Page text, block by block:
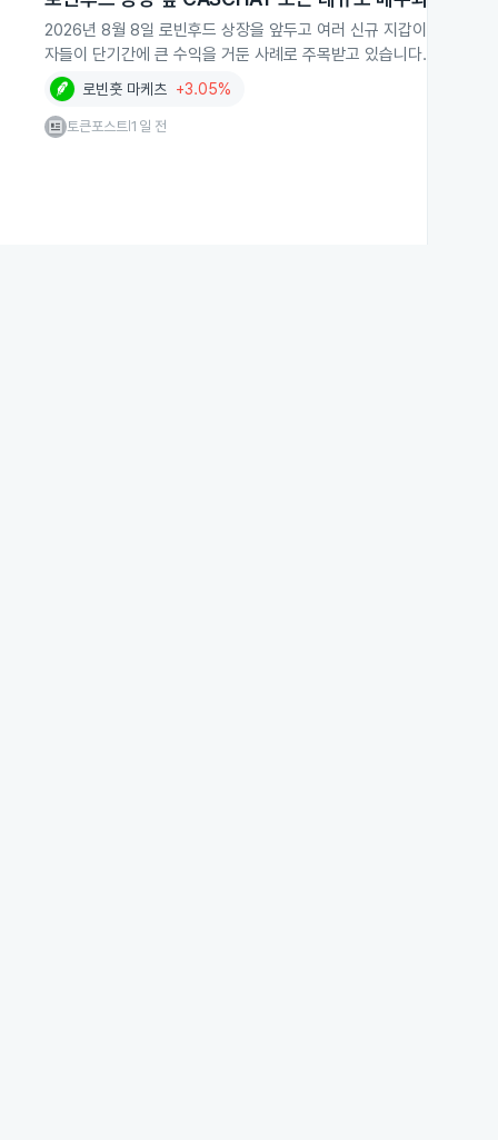
2026년 8월 8일 로빈후드 상장을 앞두고 여러 신규 지갑이
자들이 단기간에 큰 수익을 거둔 사례로 주목받고 있습니다.
로빈훗 마케츠 +3.05%
토큰포스트 |1일 전